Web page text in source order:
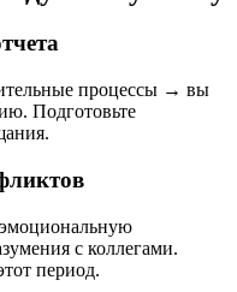
процессы → вы
Подготовьте
с коллегами.
период.